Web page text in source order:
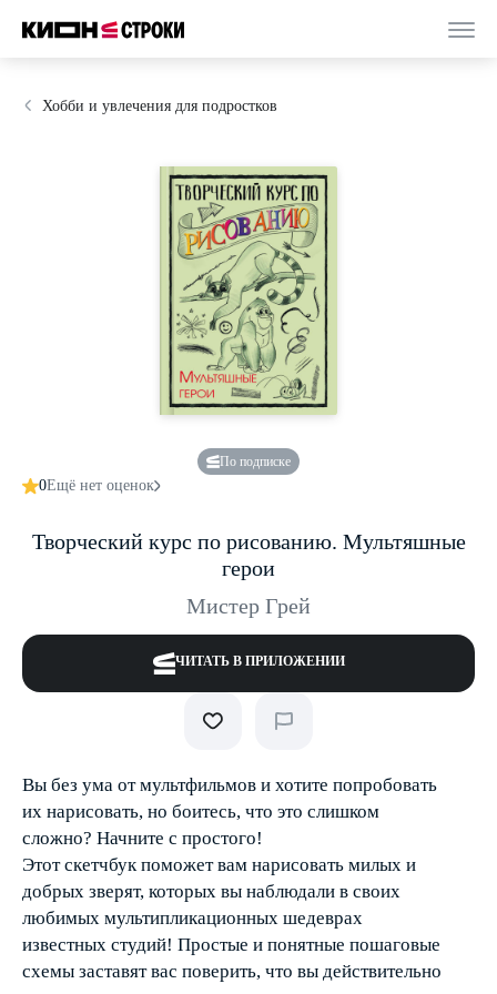
Хобби и увлечения для подростков
По подписке
0Ещё нет оценок
Творческий курс по рисованию. Мультяшные
герои
Мистер Грей
ЧИТАТЬ В ПРИЛОЖЕНИИ
Вы без ума от мультфильмов и хотите попробовать
их нарисовать, но боитесь, что это слишком
сложно? Начните с простого!
Этот скетчбук поможет вам нарисовать милых и
добрых зверят, которых вы наблюдали в своих
любимых мультипликационных шедеврах
известных студий! Простые и понятные пошаговые
схемы заставят вас поверить, что вы действительно